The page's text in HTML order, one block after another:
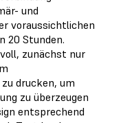
und
voraussichtlichen
20 Stunden.
zunächst nur
drucken, um
zu überzeugen
entsprechend